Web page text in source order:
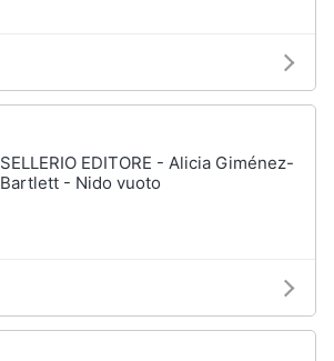
SELLERIO EDITORE - Alicia Giménez-
Bartlett - Nido vuoto